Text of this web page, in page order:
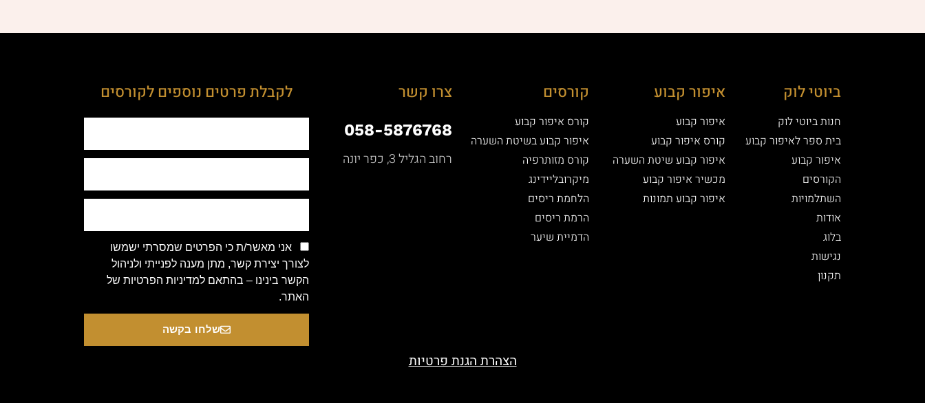
ביוטי לוק
חנות ביוטי לוק
בית ספר לאיפור קבוע
איפור קבוע
הקורסים
השתלמויות
אודות
בלוג
נגישות
תקנון
איפור קבוע
איפור קבוע
קורס איפור קבוע
איפור קבוע שיטת השערה
מכשיר איפור קבוע
איפור קבוע תמונות
קורסים
קורס איפור קבוע
איפור קבוע בשיטת השערה
קורס מזותרפיה
מיקרובליידינג
הלחמת ריסים
הרמת ריסים
הדמיית שיער
צרו קשר
058-5876768
רחוב הגליל 3, כפר יונה
לקבלת פרטים נוספים לקורסים
אני מאשר/ת כי הפרטים שמסרתי ישמשו
לצורך יצירת קשר, מתן מענה לפנייתי ולניהול
הקשר בינינו – בהתאם למדיניות הפרטיות של
האתר.
שלחו בקשה
הצהרת הגנת פרטיות